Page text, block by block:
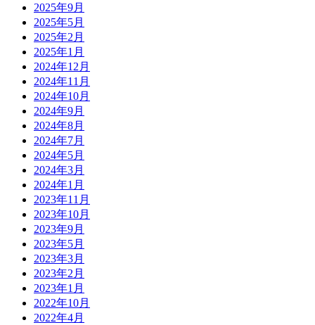
2025年9月
2025年5月
2025年2月
2025年1月
2024年12月
2024年11月
2024年10月
2024年9月
2024年8月
2024年7月
2024年5月
2024年3月
2024年1月
2023年11月
2023年10月
2023年9月
2023年5月
2023年3月
2023年2月
2023年1月
2022年10月
2022年4月